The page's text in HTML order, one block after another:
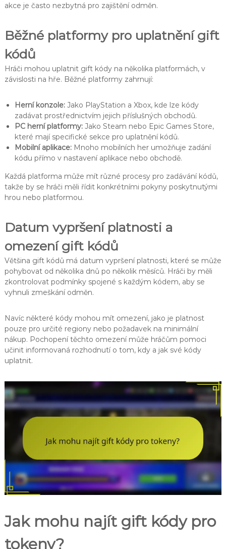
akce je často nezbytná pro zajištění odměn.
Běžné platformy pro uplatnění gift
kódů
Hráči mohou uplatnit gift kódy na několika platformách, v
závislosti na hře. Běžné platformy zahrnují:
Herní konzole:Jako PlayStation a Xbox, kde lze kódy
zadávat prostřednictvím jejich příslušných obchodů.
PC herní platformy:Jako Steam nebo Epic Games Store,
které mají specifické sekce pro uplatnění kódů.
Mobilní aplikace:Mnoho mobilních her umožňuje zadání
kódu přímo v nastavení aplikace nebo obchodě.
Každá platforma může mít různé procesy pro zadávání kódů,
takže by se hráči měli řídit konkrétními pokyny poskytnutými
hrou nebo platformou.
Datum vypršení platnosti a
omezení gift kódů
Většina gift kódů má datum vypršení platnosti, které se může
pohybovat od několika dnů po několik měsíců. Hráči by měli
zkontrolovat podmínky spojené s každým kódem, aby se
vyhnuli zmeškání odměn.
Navíc některé kódy mohou mít omezení, jako je platnost
pouze pro určité regiony nebo požadavek na minimální
nákup. Pochopení těchto omezení může hráčům pomoci
učinit informovaná rozhodnutí o tom, kdy a jak své kódy
uplatnit.
Jak mohu najít gift kódy pro
tokeny?